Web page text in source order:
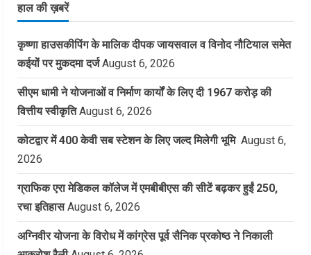
हाल की ख़बरें
कृष्णा हाउसकीपिंग के मालिक दीपक जायसवाल व विनोद नौटियाल समेत
कईयों पर मुकदमा दर्ज August 6, 2026
सीएम धामी ने योजनाओं व निर्माण कार्यों के लिए दी 1967 करोड़ की
वित्तीय स्वीकृति August 6, 2026
कोटद्वार में 400 केवी सब स्टेशन के लिए जल्द मिलेगी भूमि August 6,
2026
ग्राफिक एरा मेडिकल कॉलेज में एमबीबीएस की सीटें बढ़कर हुईं 250,
रचा इतिहास August 6, 2026
अग्निवीर योजना के विरोध में कांग्रेस पूर्व सैनिक प्रकोष्ठ ने निकाली